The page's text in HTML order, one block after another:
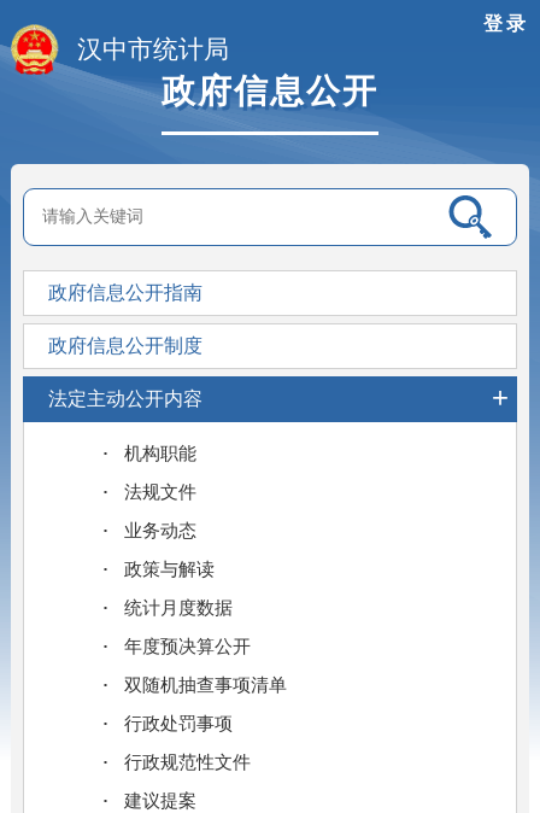
登录
汉中市统计局
政府信息公开
政府信息公开指南
政府信息公开制度
法定主动公开内容 +
机构职能
法规文件
业务动态
政策与解读
统计月度数据
年度预决算公开
双随机抽查事项清单
行政处罚事项
行政规范性文件
建议提案